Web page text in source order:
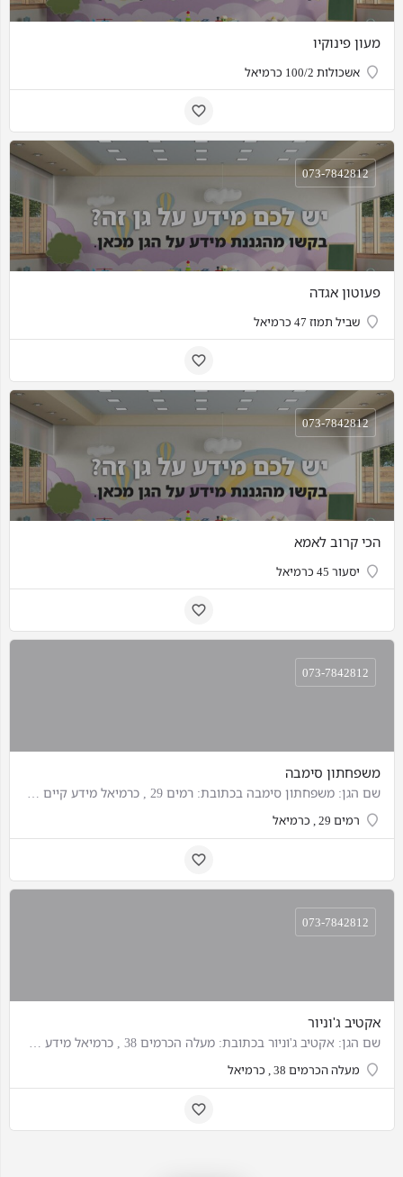
מעון פינוקיו
אשכולות 100/2 כרמיאל
פעוטון אגדה
שביל תמוז 47 כרמיאל
073-7842812
הכי קרוב לאמא
יסעור 45 כרמיאל
073-7842812
משפחתון סימבה
שם הגן: משפחתון סימבה בכתובת: רמים 29 , כרמיאל מידע קיים על הגן:
רמים 29 , כרמיאל
073-7842812
אקטיב ג'וניור
שם הגן: אקטיב ג'וניור בכתובת: מעלה הכרמים 38 , כרמיאל מידע קיים על הגן: לגילאי 3 חודשים עד שלוש שנים.
מעלה הכרמים 38 , כרמיאל
073-7842812